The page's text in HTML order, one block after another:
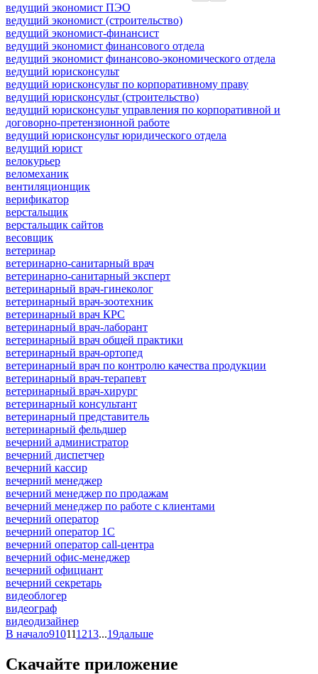
ведущий экономист ПЭО
ведущий экономист (строительство)
ведущий экономист-финансист
ведущий экономист финансового отдела
ведущий экономист финансово-экономического отдела
ведущий юрисконсульт
ведущий юрисконсульт по корпоративному праву
ведущий юрисконсульт (строительство)
ведущий юрисконсульт управления по корпоративной и
договорно-претензионной работе
ведущий юрисконсульт юридического отдела
ведущий юрист
велокурьер
веломеханик
вентиляционщик
верификатор
верстальщик
верстальщик сайтов
весовщик
ветеринар
ветеринарно-санитарный врач
ветеринарно-санитарный эксперт
ветеринарный врач-гинеколог
ветеринарный врач-зоотехник
ветеринарный врач КРС
ветеринарный врач-лаборант
ветеринарный врач общей практики
ветеринарный врач-ортопед
ветеринарный врач по контролю качества продукции
ветеринарный врач-терапевт
ветеринарный врач-хирург
ветеринарный консультант
ветеринарный представитель
ветеринарный фельдшер
вечерний администратор
вечерний диспетчер
вечерний кассир
вечерний менеджер
вечерний менеджер по продажам
вечерний менеджер по работе с клиентами
вечерний оператор
вечерний оператор 1С
вечерний оператор call-центра
вечерний офис-менеджер
вечерний официант
вечерний секретарь
видеоблогер
видеограф
видеодизайнер
В начало910111213...19дальше
Скачайте приложение